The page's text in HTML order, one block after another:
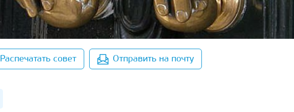
Распечатать совет Отправить на почту